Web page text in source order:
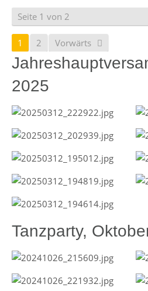
Seite 1 von 2
1 2 Vorwärts
2025
Tanzparty,